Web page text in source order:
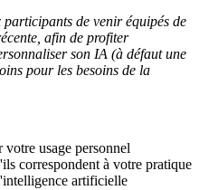
de venir équipés de
afin de profiter
son IA (à défaut une
pour les besoins de la
usage personnel
correspondent à votre pratique
artificielle